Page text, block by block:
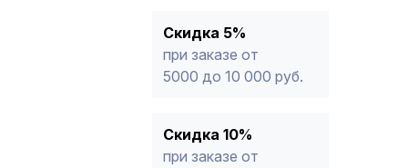
* -Для заказов, состоящих
продукции, максимальная скидка
Скидка 5%
при заказе от
5000 до 10 000 руб.
Скидка 10%
при заказе от